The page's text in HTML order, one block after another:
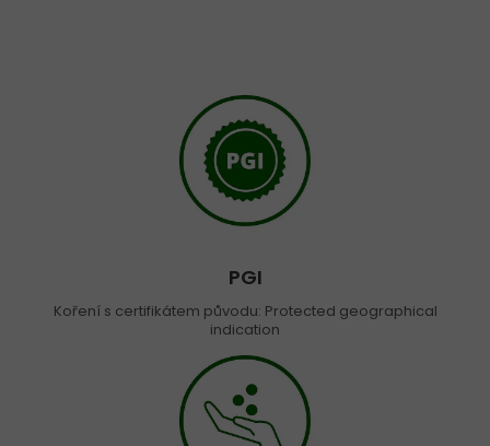
PGI
Koření s certifikátem původu: Protected geographical
indication